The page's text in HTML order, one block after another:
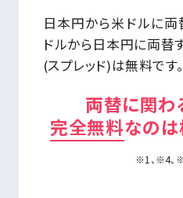
日本円から米ドルに両
ドルから日本円に両替
(スプレッド)は無料です。
両替に関わ
完全無料なのは
※1、※4、